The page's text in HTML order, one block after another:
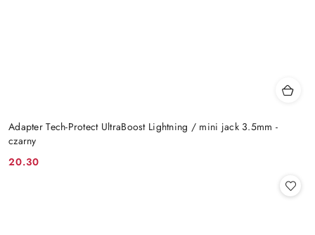
Adapter Tech-Protect UltraBoost Lightning / mini jack 3.5mm -
czarny
Cena:
20.30